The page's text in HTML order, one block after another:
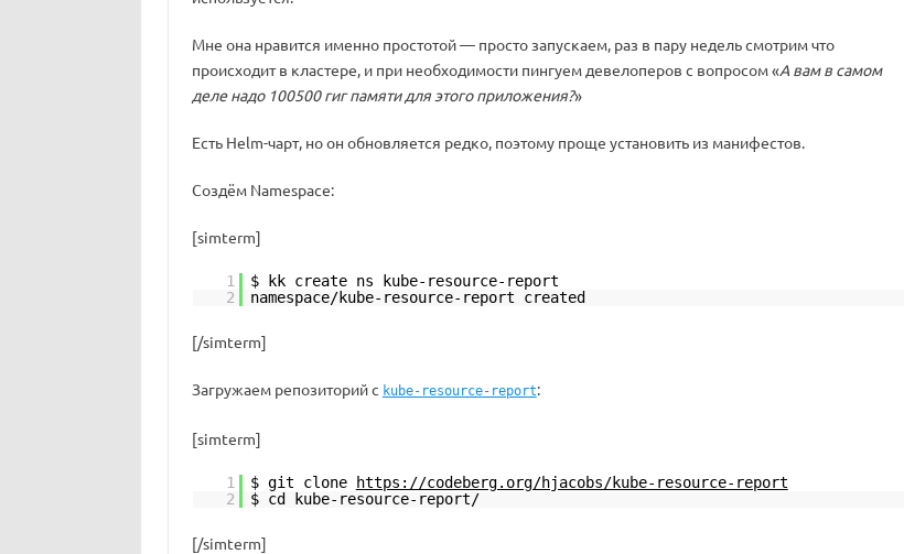
Мне она нравится именно простотой — просто запускаем, раз в пару недель смотрим что
происходит в кластере, и при необходимости пингуем девелоперов с вопросом «А вам в самом
деле надо 100500 гиг памяти для этого приложения?»
Есть Helm-чарт, но он обновляется редко, поэтому проще установить из манифестов.
Создём Namespace:
[simterm]
1
$ kk create ns kube-resource-report
2
namespace/kube-resource-report created
[/simterm]
Загружаем репозиторий с kube-resource-report:
[simterm]
1 $ git clone
https://codeberg.org/hjacobs/kube-resource-report
2
$ cd kube-resource-report/
[/simterm]